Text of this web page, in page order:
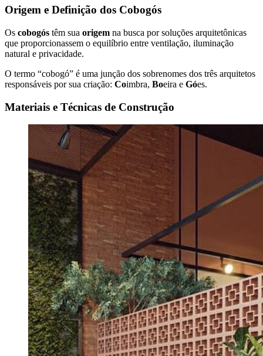
Origem e Definição dos Cobogós
Os cobogós têm sua origem na busca por soluções arquitetônicas
que proporcionassem o equilíbrio entre ventilação, iluminação
natural e privacidade.
O termo “cobogó” é uma junção dos sobrenomes dos três arquitetos
responsáveis por sua criação: Coimbra, Boeira e Góes.
Materiais e Técnicas de Construção